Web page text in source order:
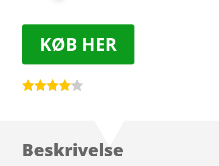
KØB HER
på
Beskrivelse